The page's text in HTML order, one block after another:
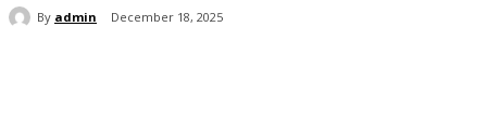
By admin December 18, 2025